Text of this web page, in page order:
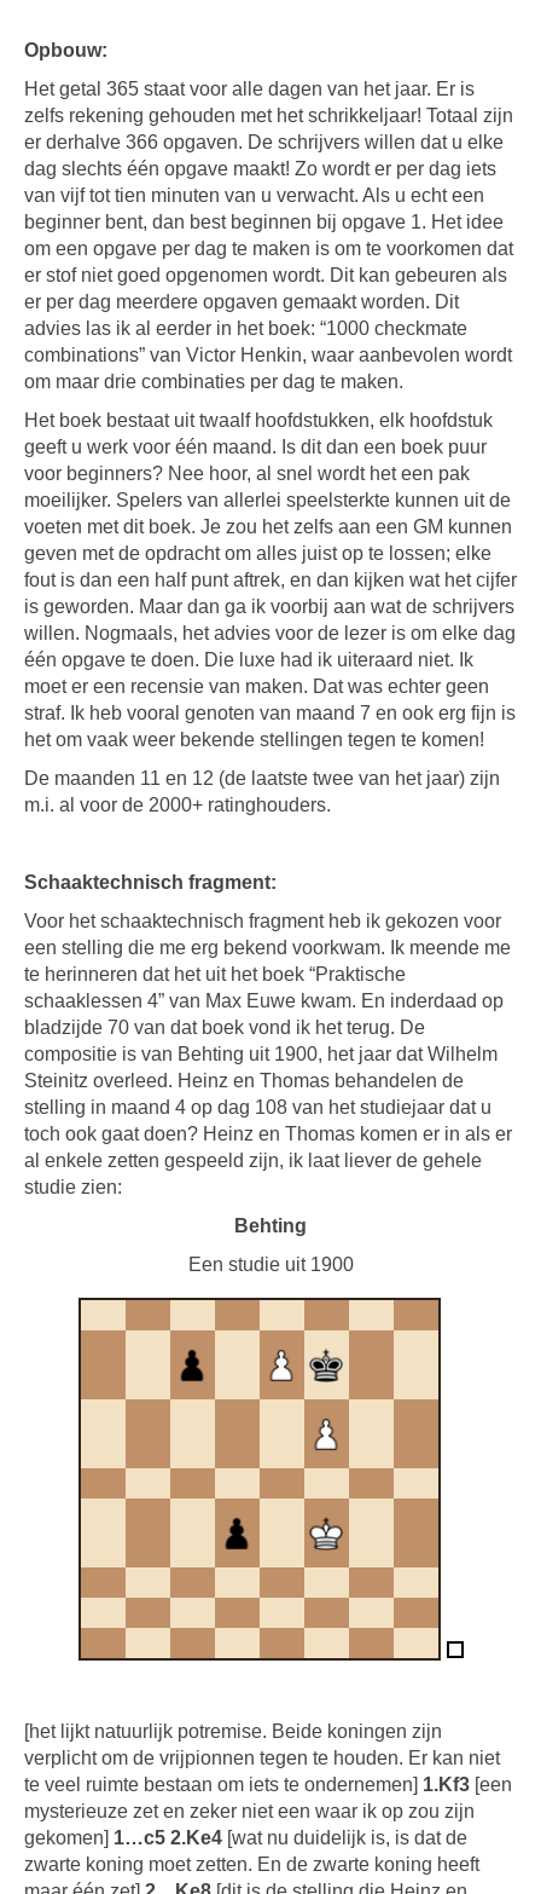
Opbouw:
Het getal 365 staat voor alle dagen van het jaar. Er is
zelfs rekening gehouden met het schrikkeljaar! Totaal zijn
er derhalve 366 opgaven. De schrijvers willen dat u elke
dag slechts één opgave maakt! Zo wordt er per dag iets
van vijf tot tien minuten van u verwacht. Als u echt een
beginner bent, dan best beginnen bij opgave 1. Het idee
om een opgave per dag te maken is om te voorkomen dat
er stof niet goed opgenomen wordt. Dit kan gebeuren als
er per dag meerdere opgaven gemaakt worden. Dit
advies las ik al eerder in het boek: “1000 checkmate
combinations” van Victor Henkin, waar aanbevolen wordt
om maar drie combinaties per dag te maken.
Het boek bestaat uit twaalf hoofdstukken, elk hoofdstuk
geeft u werk voor één maand. Is dit dan een boek puur
voor beginners? Nee hoor, al snel wordt het een pak
moeilijker. Spelers van allerlei speelsterkte kunnen uit de
voeten met dit boek. Je zou het zelfs aan een GM kunnen
geven met de opdracht om alles juist op te lossen; elke
fout is dan een half punt aftrek, en dan kijken wat het cijfer
is geworden. Maar dan ga ik voorbij aan wat de schrijvers
willen. Nogmaals, het advies voor de lezer is om elke dag
één opgave te doen. Die luxe had ik uiteraard niet. Ik
moet er een recensie van maken. Dat was echter geen
straf. Ik heb vooral genoten van maand 7 en ook erg fijn is
het om vaak weer bekende stellingen tegen te komen!
De maanden 11 en 12 (de laatste twee van het jaar) zijn
m.i. al voor de 2000+ ratinghouders.
Schaaktechnisch fragment:
Voor het schaaktechnisch fragment heb ik gekozen voor
een stelling die me erg bekend voorkwam. Ik meende me
te herinneren dat het uit het boek “Praktische
schaaklessen 4” van Max Euwe kwam. En inderdaad op
bladzijde 70 van dat boek vond ik het terug. De
compositie is van Behting uit 1900, het jaar dat Wilhelm
Steinitz overleed. Heinz en Thomas behandelen de
stelling in maand 4 op dag 108 van het studiejaar dat u
toch ook gaat doen? Heinz en Thomas komen er in als er
al enkele zetten gespeeld zijn, ik laat liever de gehele
studie zien:
Behting
Een studie uit 1900
[het lijkt natuurlijk potremise. Beide koningen zijn
verplicht om de vrijpionnen tegen te houden. Er kan niet
te veel ruimte bestaan om iets te ondernemen] 1.Kf3 [een
mysterieuze zet en zeker niet een waar ik op zou zijn
gekomen] 1…c5 2.Ke4 [wat nu duidelijk is, is dat de
zwarte koning moet zetten. En de zwarte koning heeft